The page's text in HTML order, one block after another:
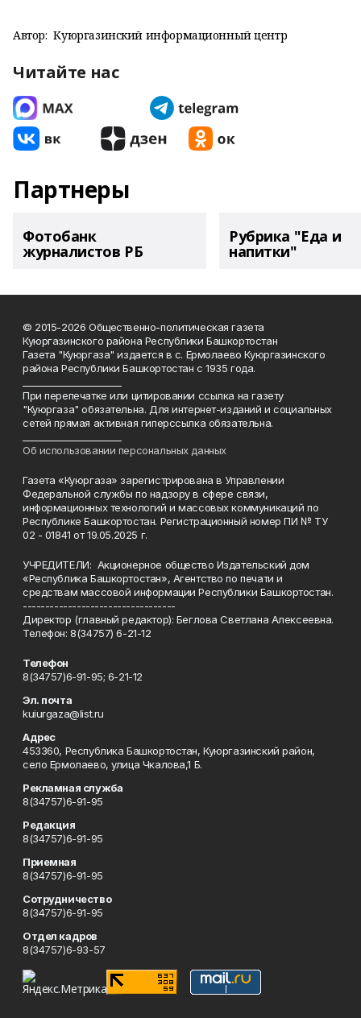
Автор: Куюргазинский информационный центр
Читайте нас
Партнеры
Фотобанк
журналистов РБ
Рубрика "Еда и
напитки"
© 2015-2026 Общественно-политическая газета
Куюргазинского района Республики Башкортостан
Газета "Куюргаза" издается в с. Ермолаево Куюргазинского
района Республики Башкортостан с 1935 года.
При перепечатке или цитировании ссылка на газету
"Куюргаза" обязательна. Для интернет-изданий и социальных
сетей прямая активная гиперссылка обязательна.
Об использовании персональных данных
Газета «Куюргаза» зарегистрирована в Управлении
Федеральной службы по надзору в сфере связи,
информационных технологий и массовых коммуникаций по
Республике Башкортостан. Регистрационный номер ПИ № ТУ
02 - 01841 от 19.05.2025 г.
УЧРЕДИТЕЛИ: Акционерное общество Издательский дом
«Республика Башкортостан», Агентство по печати и
средствам массовой информации Республики Башкортостан.
----------------------------------
Директор (главный редактор): Беглова Светлана Алексеевна.
Телефон: 8(34757) 6-21-12
Телефон
8(34757)6-91-95; 6-21-12
Эл. почта
kuiurgaza@list.ru
Адрес
453360, Республика Башкортостан, Куюргазинский район,
село Ермолаево, улица Чкалова,1 Б.
Рекламная служба
8(34757)6-91-95
Редакция
8(34757)6-91-95
Приемная
8(34757)6-91-95
Сотрудничество
8(34757)6-91-95
Отдел кадров
8(34757)6-93-57